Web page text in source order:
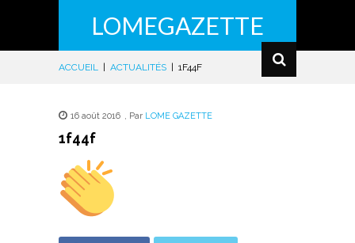
LOMEGAZETTE
ACCUEIL ACTUALITÉS 1F44F
16 août 2016 , Par LOME GAZETTE
1f44f